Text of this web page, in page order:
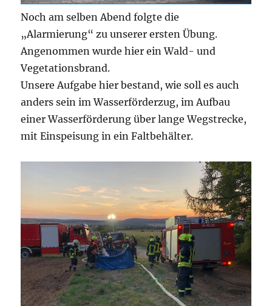
Noch am selben Abend folgte die
„Alarmierung“ zu unserer ersten Übung.
Angenommen wurde hier ein Wald- und
Vegetationsbrand.
Unsere Aufgabe hier bestand, wie soll es auch
anders sein im Wasserförderzug, im Aufbau
einer Wasserförderung über lange Wegstrecke,
mit Einspeisung in ein Faltbehälter.